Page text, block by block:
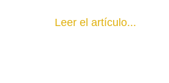
Leer el artículo...